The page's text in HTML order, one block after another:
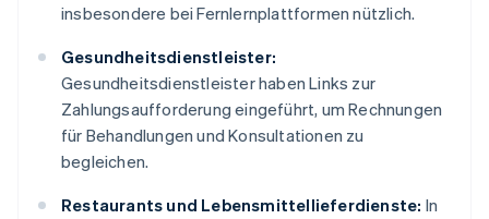
insbesondere bei Fernlernplattformen nützlich.
Gesundheitsdienstleister:
Gesundheitsdienstleister haben Links zur
Zahlungsaufforderung eingeführt, um Rechnungen
für Behandlungen und Konsultationen zu
begleichen.
Restaurants und Lebensmittellieferdienste: In